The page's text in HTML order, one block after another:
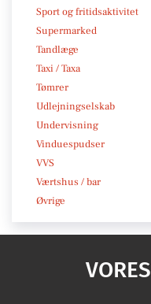
Sport og fritidsaktivitet
Supermarked
Tandlæge
Taxi / Taxa
Tømrer
Udlejningselskab
Undervisning
Vinduespudser
VVS
Værtshus / bar
Øvrige
VORES